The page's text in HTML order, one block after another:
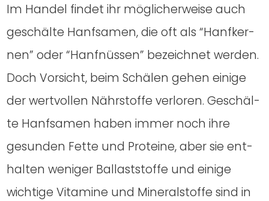
Im Han­del fin­det ihr mög­li­cher­wei­se auch
geschäl­te Hanf­sa­men, die oft als “Hanf­ker­
nen” oder “Hanf­nüs­sen” bezeich­net wer­den.
Doch Vor­sicht, beim Schä­len gehen eini­ge
der wert­vol­len Nähr­stof­fe ver­lo­ren. Geschäl­
te Hanf­sa­men haben immer noch ihre
gesun­den Fet­te und Pro­te­ine, aber sie ent­
hal­ten weni­ger Bal­last­stof­fe und eini­ge
wich­ti­ge Vit­ami­ne und Mine­ral­stof­fe sind in